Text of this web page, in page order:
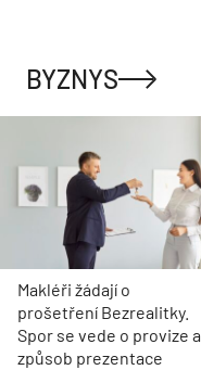
BYZNYS
Makléři žádají o
prošetření Bezrealitky.
Spor se vede o provize a
způsob prezentace